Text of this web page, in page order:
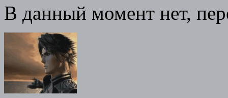
В данный момент нет,